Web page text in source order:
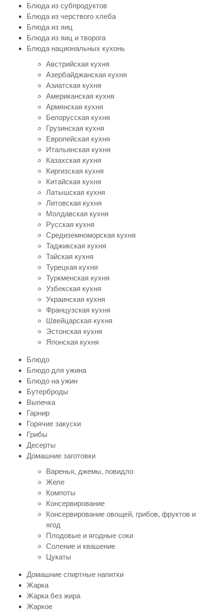
Блюда из субпродуктов
Блюда из черствого хлеба
Блюда из яиц
Блюда из яиц и творога
Блюда национальных кухонь
Австрийская кухня
Азербайджанская кухня
Азиатская кухня
Американская кухня
Армянская кухня
Белорусская кухня
Грузинская кухня
Европейская кухня
Итальянская кухня
Казахская кухня
Киргизская кухня
Китайская кухня
Латышская кухня
Литовская кухня
Молдавская кухня
Русская кухня
Средиземноморская кухня
Таджикская кухня
Тайская кухня
Турецкая кухня
Туркменская кухня
Узбекская кухня
Украинская кухня
Французская кухня
Швейцарская кухня
Эстонская кухня
Японская кухня
Блюдо
Блюдо для ужина
Блюдо на ужин
Бутерброды
Выпечка
Гарнир
Горячие закуски
Грибы
Десерты
Домашние заготовки
Варенья, джемы, повидло
Желе
Компоты
Консервирование
Консервирование овощей, грибов, фруктов и
ягод
Плодовые и ягодные соки
Соление и квашение
Цукаты
Домашние спиртные напитки
Жарка
Жарка без жира
Жаркое